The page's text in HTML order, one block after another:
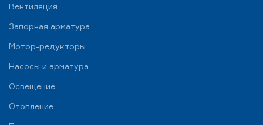
Вентиляция
Запорная арматура
Мотор-редукторы
Насосы и арматура
Освещение
Отопление